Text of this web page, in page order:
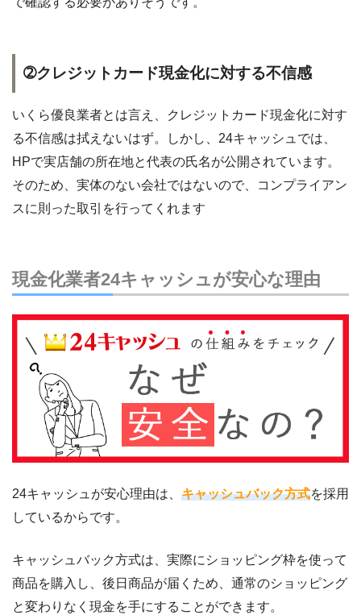
➁クレジットカード現金化に対する不信感
いくら優良業者とは言え、クレジットカード現金化に対す
る不信感は拭えないはず。しかし、24キャッシュでは、
HPで実店舗の所在地と代表の氏名が公開されています。
そのため、実体のない会社ではないので、コンプライアン
スに則った取引を行ってくれます
現金化業者24キャッシュが安心な理由
24キャッシュが安心理由は、 キャッシュバック方式を採用
しているからです。
キャッシュバック方式は、実際にショッピング枠を使って
商品を購入し、後日商品が届くため、通常のショッピング
と変わりなく現金を手にすることができます。